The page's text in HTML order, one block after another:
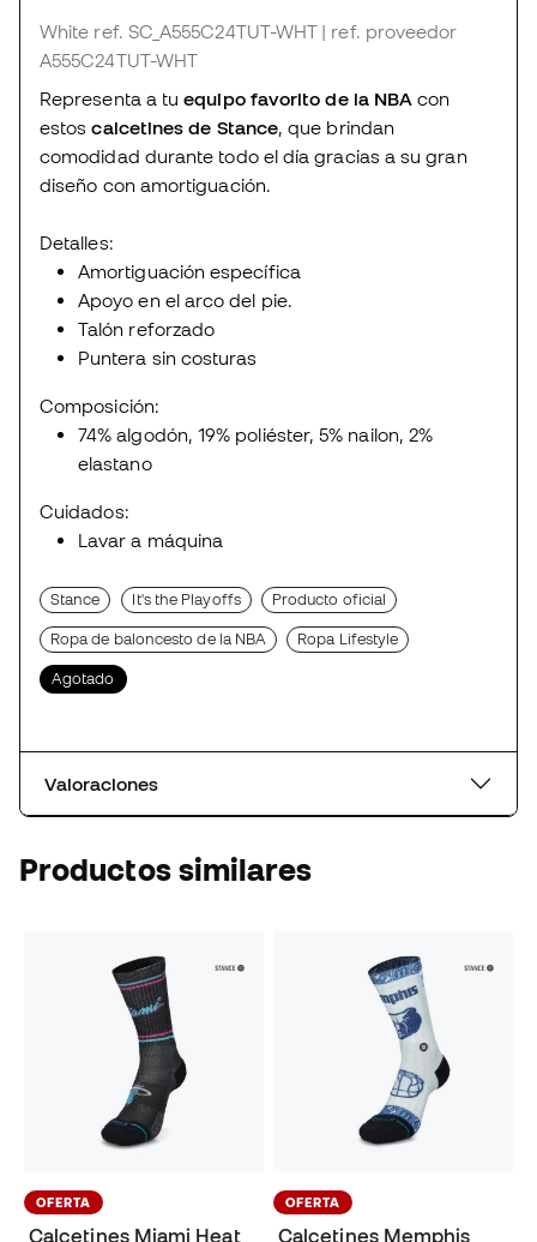
White ref. SC_A555C24TUT-WHT | ref. proveedor
A555C24TUT-WHT
Representa a tu equipo favorito de la NBA con
estoscalcetines de Stance, que brindan
comodidad durante todo el día gracias a su gran
diseño con amortiguación.
Detalles:
Amortiguación específica
Apoyo en el arco del pie.
Talón reforzado
Puntera sin costuras
Composición:
74% algodón, 19% poliéster, 5% nailon, 2%
elastano
Cuidados:
Lavar a máquina
Stance It's the Playoffs Producto oficial
Ropa de baloncesto de la NBA Ropa Lifestyle
Agotado
Valoraciones
Productos similares
OFERTA
Calcetines Miami Heat
OFERTA
Calcetines Memphis